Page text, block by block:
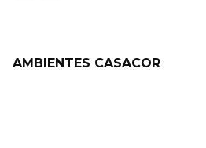
AMBIENTES CASACOR